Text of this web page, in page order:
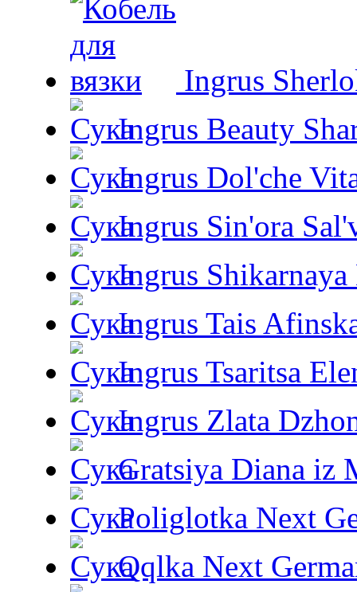
Ingrus
Ingrus Beauty
Ingrus Dol'che
Ingrus Sin'ora
Ingrus Shikarnaya
Ingrus Tais
Ingrus Tsaritsa
Ingrus Zlata
Gratsiya Diana iz
Poliglotka Next
Qqlka Next